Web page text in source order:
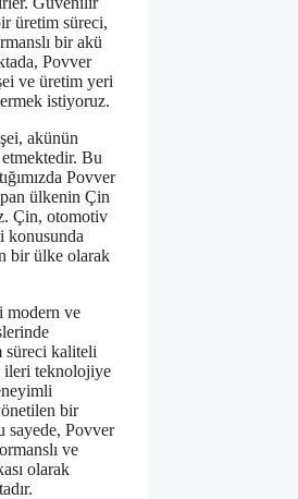
üretim süreci,
bir akü
Povver
ve üretim yeri
istiyoruz.
akünün
Bu
Povver
ülkenin Çin
Çin, otomotiv
konusunda
bir ülke olarak
modern ve
süreci kaliteli
ileri teknolojiye
bir
sayede, Povver
ve
olarak